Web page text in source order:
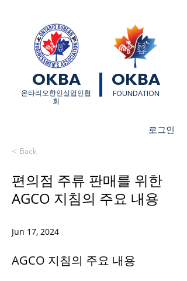
OKBA OKBA
​온타리오한인실업인협
회
FOUNDATION
로그인
< Back
편의점 주류 판매를 위한
AGCO 지침의 주요 내용
Jun 17, 2024
AGCO 지침의 주요 내용